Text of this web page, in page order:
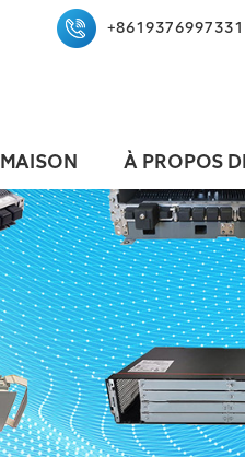
+8619376997331
MAISON À PROPOS